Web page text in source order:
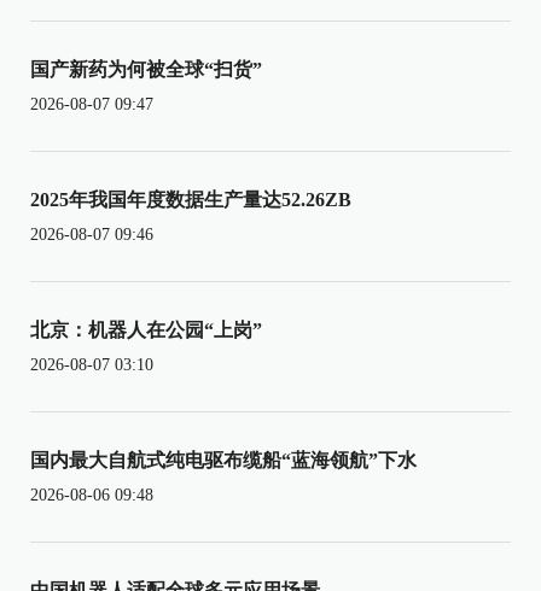
国产新药为何被全球“扫货”
2026-08-07 09:47
2025年我国年度数据生产量达52.26ZB
2026-08-07 09:46
北京：机器人在公园“上岗”
2026-08-07 03:10
国内最大自航式纯电驱布缆船“蓝海领航”下水
2026-08-06 09:48